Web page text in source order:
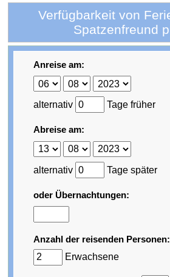
Verfügbarkeit von
Spatzenfreund
Anreise am:
alternativ Tage früher
Abreise am:
alternativ Tage später
oder Übernachtungen:
Anzahl der reisenden Personen:
Erwachsene